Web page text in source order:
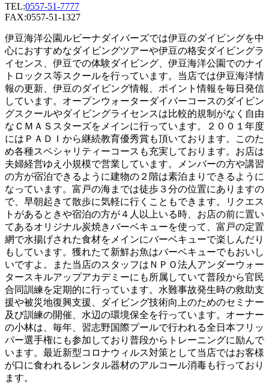
TEL:0557-51-7777
FAX:0557-51-1327
伊豆海洋公園ルビーナダイバーズでは伊豆のダイビングを中
心におすすめなダイビングツアーや伊豆の格安ダイビングラ
イセンス、伊豆での体験ダイビング、伊豆海洋公園でのナイ
トロックス等スクールを行っています。当店では伊豆海洋情
報の更新、伊豆のダイビング情報、ポイント情報を毎日発信
しています。オープンウォーターダイバーコースのダイビン
グスクールやダイビングライセンスは比較的規制がなく自由
なＣＭＡＳスターズをメインに行っています。２００１年度
にはＰＡＤＩから継続教育優秀賞も頂いております。このた
め各種スペシャリティーコースも充実しております。お店は
夫婦経営ゆえ小規模で営業しています。メンバーの方や講習
の方が宿泊できるように建物の２階は素泊まりできるように
なっています。富戸の海までは徒歩３分の位置にありますの
で、早朝起きて散歩に気軽に行くこともできます。リクエス
トがあるときや宿泊の方が４人以上いる時、お店の前に置い
てあるオリジナル炭焼きバーベキューを使って、富戸の定置
網で水揚げされた食材をメインにバーベキューで楽しんだり
もしています。獲れたて新鮮お魚はバーベキューでもおいし
いですよ。また当店のスタッフはＮＰＯ法人アンダーウォー
タースキルアップアカデミーにも所属していて普段から官民
合同訓練を定期的に行っています。水難事故発生時の救助支
援や被災地復興支援、ダイビング技術向上のためのセミナー
及び訓練の開催、水辺の環境保全を行っています。オーナー
の小林は、毎年、習志野国際プールで行われる全日本フリッ
パー選手権にも参加しており普段からトレーニングに励んで
います。最近新型コロナウィルス対策として当店ではお客様
が口に食われるレンタル器材のアルコール消毒も行っており
ます。